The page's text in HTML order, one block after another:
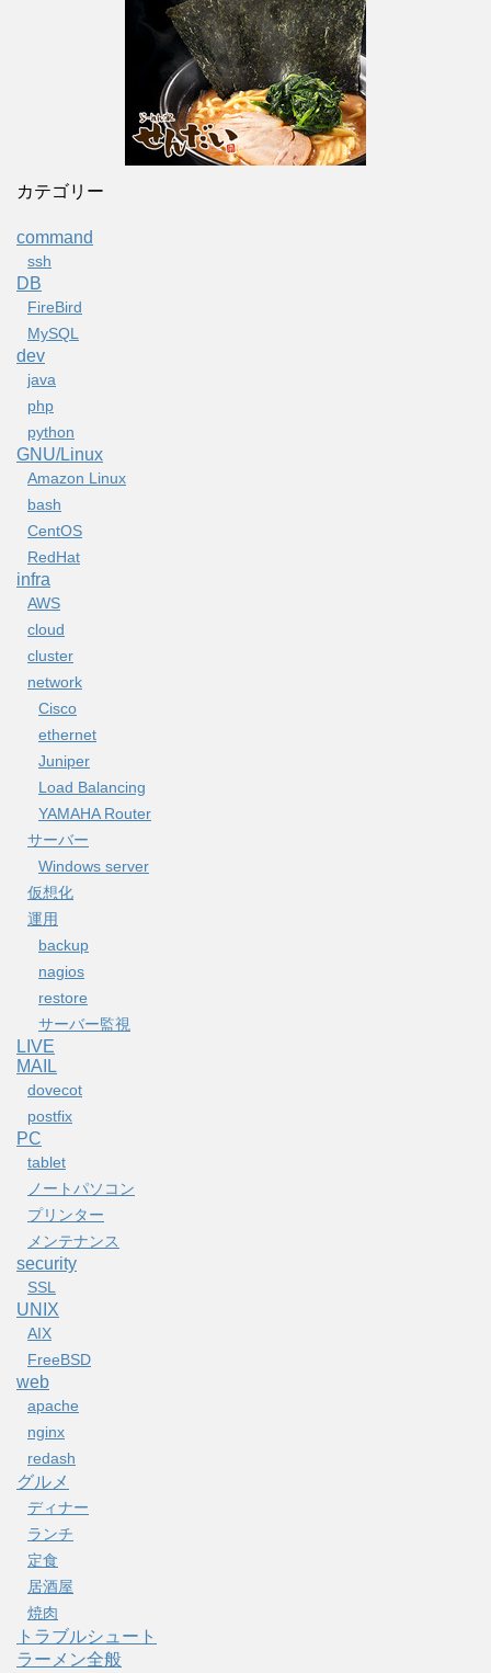
カテゴリー
command
ssh
DB
FireBird
MySQL
dev
java
php
python
GNU/Linux
Amazon Linux
bash
CentOS
RedHat
infra
AWS
cloud
cluster
network
Cisco
ethernet
Juniper
Load Balancing
YAMAHA Router
サーバー
Windows server
仮想化
運用
backup
nagios
restore
サーバー監視
LIVE
MAIL
dovecot
postfix
PC
tablet
ノートパソコン
プリンター
メンテナンス
security
SSL
UNIX
AIX
FreeBSD
web
apache
nginx
redash
グルメ
ディナー
ランチ
定食
居酒屋
焼肉
トラブルシュート
ラーメン全般